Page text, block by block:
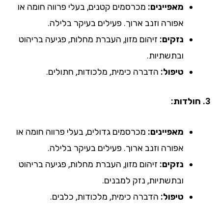
מאפיינים: מכרסמים קטנים, בעלי פרווה חומה או
אפורה וזנב ארוך. פעילים בעיקר בלילה.
נזקים: זיהום מזון, העברת מחלות, פגיעה בריהוט
ובתשתיות.
טיפול: הדברה כימית, מלכודות, חתולים.
3. חולדות:
מאפיינים: מכרסמים גדולים, בעלי פרווה חומה או
אפורה וזנב ארוך. פעילים בעיקר בלילה.
נזקים: זיהום מזון, העברת מחלות, פגיעה בריהוט
ובתשתיות, נזק למבנים.
טיפול: הדברה כימית, מלכודות, כלבים.